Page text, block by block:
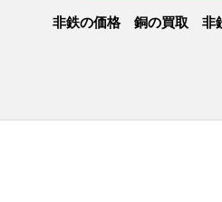
非鉄の価格 銅の買取 非